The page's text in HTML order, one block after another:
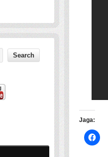
Jaga: